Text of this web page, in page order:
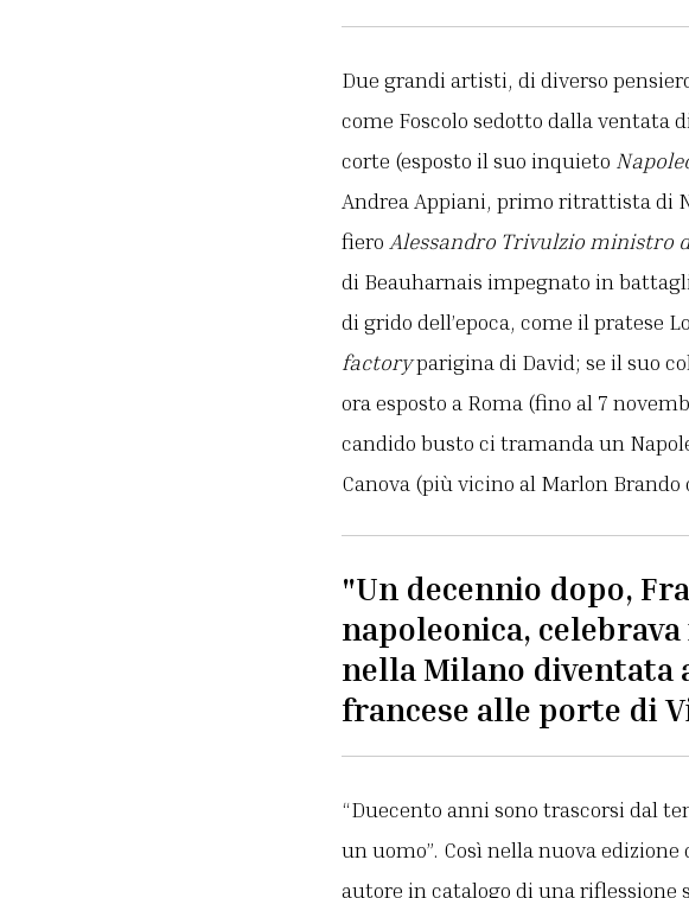
Due grandi artisti, di diverso
come Foscolo sedotto dalla ventata
corte (esposto il suo inquieto
Andrea Appiani, primo ritrattista di
fiero Alessandro Trivulzio ministro
di Beauharnais impegnato in
di grido dell’epoca, come il pratese
factoryparigina di David; se il suo
ora esposto a Roma (fino al 7
candido busto ci tramanda un
Canova (più vicino al Marlon Brando
"Un decennio dopo,
napoleonica,
nella Milano diventata
francese alle porte di
“Duecento anni sono trascorsi dal
un uomo”. Così nella nuova
autore in catalogo di una riflessione